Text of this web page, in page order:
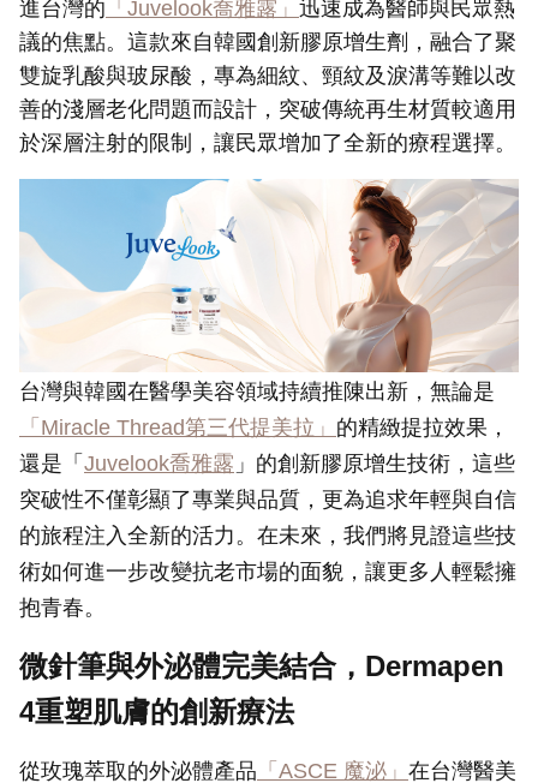
進台灣的 「Juvelook喬雅露」 迅速成為醫師與民眾熱
議的焦點。這款來自韓國創新膠原增生劑，融合了聚
雙旋乳酸與玻尿酸，專為細紋、頸紋及淚溝等難以改
善的淺層老化問題而設計，突破傳統再生材質較適用
於深層注射的限制，讓民眾增加了全新的療程選擇。
台灣與韓國在醫學美容領域持續推陳出新，無論是
「Miracle Thread第三代提美拉」 的精緻提拉效果，
還是「 Juvelook喬雅露 」的創新膠原增生技術，這些
突破性不僅彰顯了專業與品質，更為追求年輕與自信
的旅程注入全新的活力。在未來，我們將見證這些技
術如何進一步改變抗老市場的面貌，讓更多人輕鬆擁
抱青春。
微針筆與外泌體完美結合，Dermapen
4重塑肌膚的創新療法
從玫瑰萃取的外泌體產品 「ASCE 魔泌」 在台灣醫美